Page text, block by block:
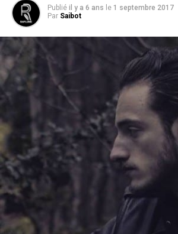
Publié il y a 6 ans le 1 septembre 2017
Par Saibot